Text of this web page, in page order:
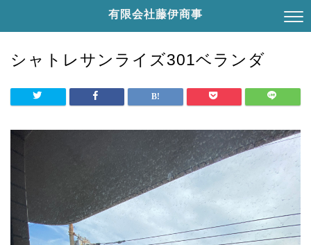
有限会社藤伊商事
シャトレサンライズ301ベランダ